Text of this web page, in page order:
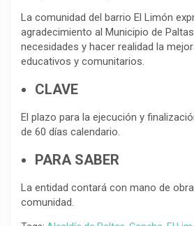
La comunidad del barrio El Limón
agradecimiento al Municipio de
necesidades y hacer realidad la
educativos y comunitarios.
CLAVE
El plazo para la ejecución y
de 60 días calendario.
PARA SABER
La entidad contará con mano de
comunidad.